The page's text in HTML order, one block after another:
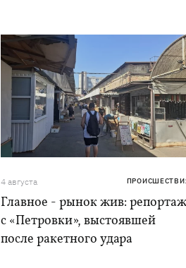
4 августа
Главное - рынок жив: репортаж
с «Петровки», выстоявшей
после ракетного удара